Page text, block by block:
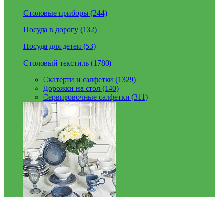
Столовые приборы (244)
Посуда в дорогу (132)
Посуда для детей (53)
Столовый текстиль (1780)
Скатерти и салфетки (1329)
Дорожки на стол (140)
Сервировочные салфетки (311)